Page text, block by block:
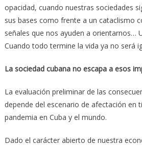
opacidad, cuando nuestras sociedades
sus bases como frente a un cataclismo
señales que nos ayuden a orientarnos…
Cuando todo termine la vida ya no será
La sociedad cubana no escapa a esos
La evaluación preliminar de las
depende del escenario de afectación en
pandemia en Cuba y el mundo.
Dado el carácter abierto de nuestra